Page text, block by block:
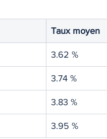
de l'investissement
Taux moyen
3.62 %
3.74 %
3.83 %
3.95 %